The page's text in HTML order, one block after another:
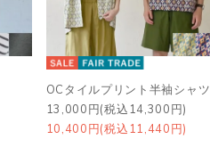
OCタイルプリント半袖シャツ
13,000円(税込14,300円)
10,400円(税込11,440円)